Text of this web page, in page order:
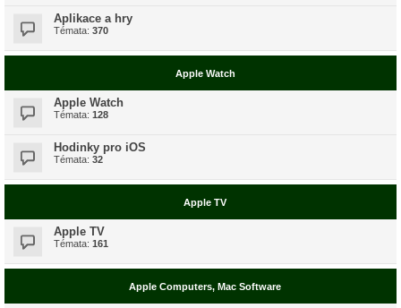
Aplikace a hry
Témata: 370
Apple Watch
Apple Watch
Témata: 128
Hodinky pro iOS
Témata: 32
Apple TV
Apple TV
Témata: 161
Apple Computers, Mac Software